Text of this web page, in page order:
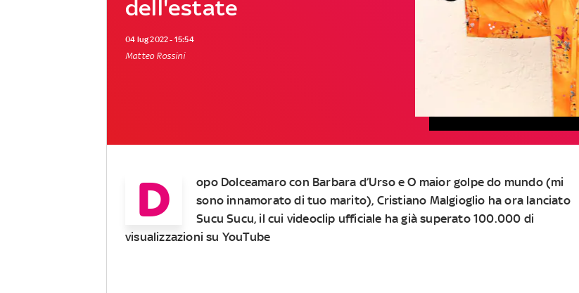
dell'estate
04 lug 2022 - 15:54
Matteo Rossini
D
opo Dolceamaro con Barbara d’Urso e O maior golpe do mundo (mi
sono innamorato di tuo marito), Cristiano Malgioglio ha ora lanciato
Sucu Sucu, il cui videoclip ufficiale ha già superato 100.000 di
visualizzazioni su YouTube